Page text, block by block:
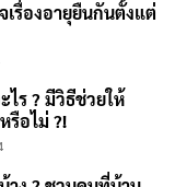
เรื่องอายุยืนกันตั้งแต่
ร ? มีวิธีช่วยให้
รือไม่ ?!